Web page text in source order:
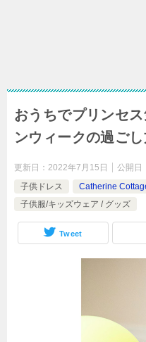
おうちでプリンセ
ンウィークの過ごし
更新日： 2022年7月15日 公開日
子供ドレス
Catherine
子供服/キッズウェア / グッズ
Tweet